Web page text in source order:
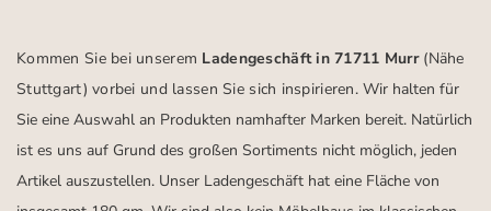
Kommen Sie bei unserem Ladengeschäft in 71711 Murr (Nähe
Stuttgart) vorbei und lassen Sie sich inspirieren.Wir halten für
Sie eine Auswahl an Produkten namhafter Marken bereit. Natürlich
ist es uns auf Grund des großen Sortiments nicht möglich, jeden
Artikel auszustellen. Unser Ladengeschäft hat eine Fläche von